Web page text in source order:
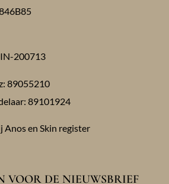
200713
89055210
89101924
VOOR DE NIEUWSBRIEF